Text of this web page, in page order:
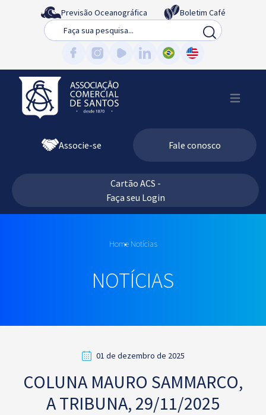
Previsão Oceanográfica
Boletim Café
Busca
Associe-se Fale conosco
Cartão ACS -
Faça seu Login
Home Notícias
NOTÍCIAS
01 de dezembro de 2025
COLUNA MAURO SAMMARCO,
A TRIBUNA, 29/11/2025